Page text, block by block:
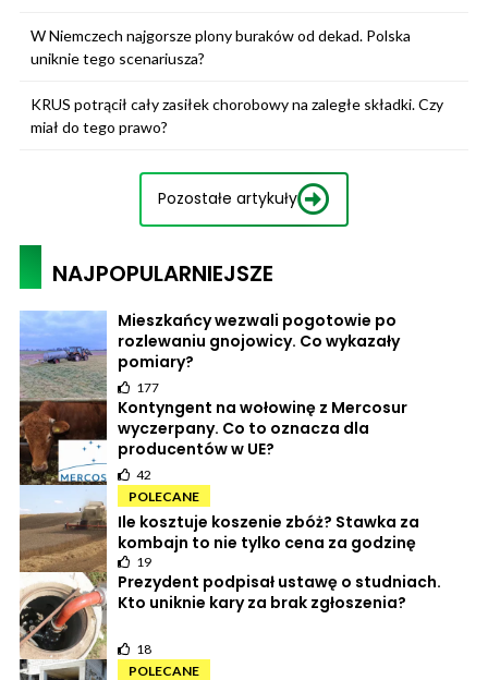
W Niemczech najgorsze plony buraków od dekad. Polska
uniknie tego scenariusza?
KRUS potrącił cały zasiłek chorobowy na zaległe składki. Czy
miał do tego prawo?
Pozostałe artykuły
NAJPOPULARNIEJSZE
Mieszkańcy wezwali pogotowie po
rozlewaniu gnojowicy. Co wykazały
pomiary?
177
Kontyngent na wołowinę z Mercosur
wyczerpany. Co to oznacza dla
producentów w UE?
42
POLECANE
Ile kosztuje koszenie zbóż? Stawka za
kombajn to nie tylko cena za godzinę
19
Prezydent podpisał ustawę o studniach.
Kto uniknie kary za brak zgłoszenia?
18
POLECANE